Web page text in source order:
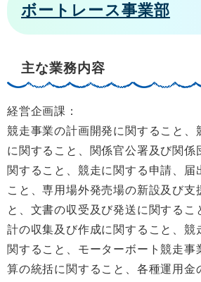
ボートレース事業部
主な業務内容
経営企画課：
競走事業の計画開発に関すること、
に関すること、関係官公署及び関係
関すること、競走に関する申請、届
こと、専用場外発売場の新設及び支
と、文書の収受及び発送に関するこ
計の収集及び作成に関すること、競
関すること、モーターボート競走事
算の統括に関すること、各種運用金